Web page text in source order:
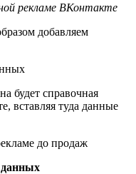
рекламе ВКонтакте
добавляем
будет справочная
вставляя туда данные
данных